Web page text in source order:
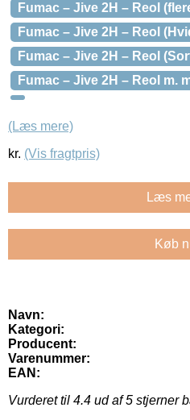
Fumac – Jive 2H – Reol
Fumac – Jive 2H – Reol
Fumac – Jive 2H – Reol
Fumac – Jive 2H – Reol
(Læs mere)
kr. (Vis fragtpris)
Læs
Køb
Navn:
Kategori:
Producent:
Varenummer:
EAN:
Vurderet til 4.4 ud af 5 stjerner